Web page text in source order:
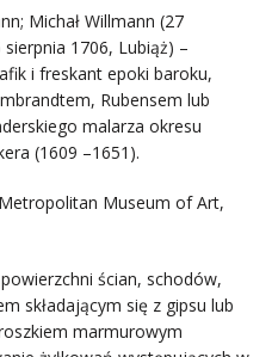
Michał Willmann (27
1706, Lubiąż) –
i freskant epoki baroku,
Rubensem lub
malarza okresu
(1609 –1651).
Museum of Art,
ścian, schodów,
składającym się z gipsu lub
marmurowym